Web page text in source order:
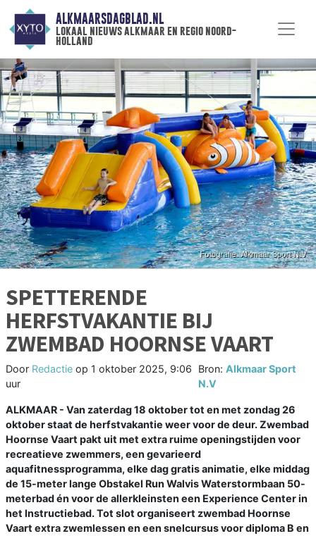
ALKMAARSDAGBLAD.NL
lokaal nieuws alkmaar en regio noord-
holland
SPETTERENDE
HERFSTVAKANTIE BIJ
ZWEMBAD HOORNSE VAART
Door Redactie op 1 oktober 2025, 9:06
uur
Bron:Alkmaar Sport
N.V
ALKMAAR - Van zaterdag 18 oktober tot en met zondag 26
oktober staat de herfstvakantie weer voor de deur. Zwembad
Hoornse Vaart pakt uit met extra ruime openingstijden voor
recreatieve zwemmers, een gevarieerd
aquafitnessprogramma, elke dag gratis animatie, elke middag
de 15-meter lange Obstakel Run Walvis Waterstormbaan 50-
meterbad én voor de allerkleinsten een Experience Center in
het Instructiebad. Tot slot organiseert zwembad Hoornse
Vaart extra zwemlessen en een snelcursus voor diploma B en